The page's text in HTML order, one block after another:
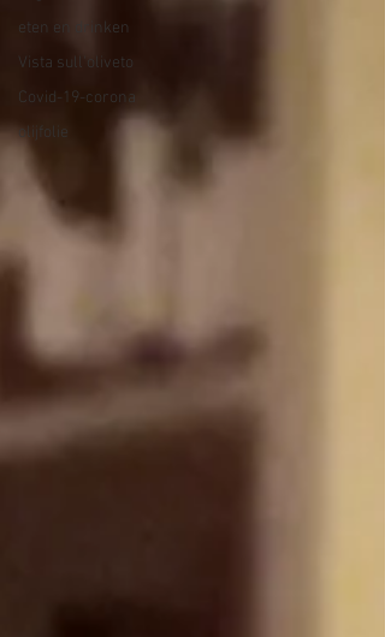
eten en drinken
Vista sull'oliveto
Covid-19-corona
olijfolie